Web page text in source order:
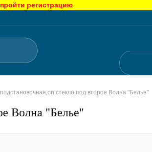
регистрацию
второе Волна "Белье"
Волна "Белье"